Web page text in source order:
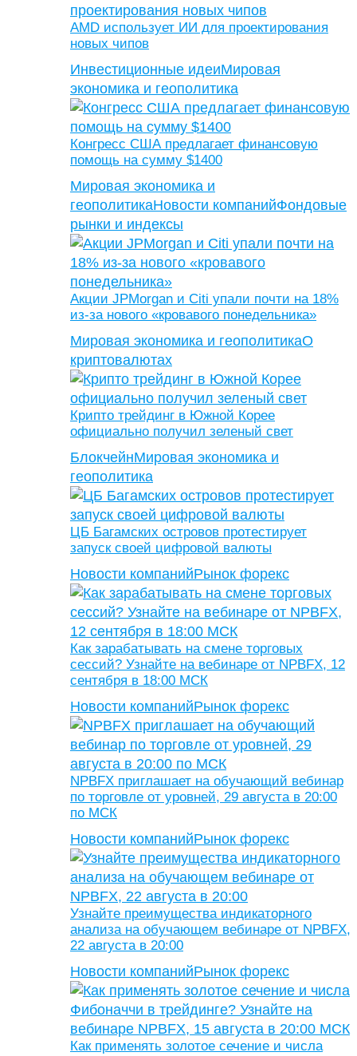
AMD использует ИИ для проектирования
новых чипов
Инвестиционные идеиМировая
экономика и геополитика
Конгресс США предлагает финансовую
помощь на сумму $1400
Мировая экономика и
геополитикаНовости компанийФондовые
рынки и индексы
Акции JPMorgan и Citi упали почти на 18%
из-за нового «кровавого понедельника»
Мировая экономика и геополитикаО
криптовалютах
Крипто трейдинг в Южной Корее
официально получил зеленый свет
БлокчейнМировая экономика и
геополитика
ЦБ Багамских островов протестирует
запуск своей цифровой валюты
Новости компанийРынок форекс
Как зарабатывать на смене торговых
сессий? Узнайте на вебинаре от NPBFX, 12
сентября в 18:00 МСК
Новости компанийРынок форекс
NPBFX приглашает на обучающий вебинар
по торговле от уровней, 29 августа в 20:00
по МСК
Новости компанийРынок форекс
Узнайте преимущества индикаторного
анализа на обучающем вебинаре от NPBFX,
22 августа в 20:00
Новости компанийРынок форекс
Как применять золотое сечение и числа